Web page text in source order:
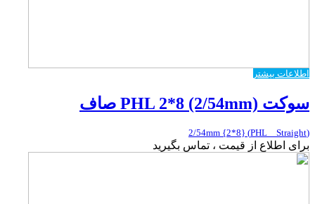
اطلاعات بیشتر
سوکت PHL 2*8 (2/54mm) صاف
(PHL _ Straight) {2*8} 2/54mm
برای اطلاع از قیمت ، تماس بگیرید